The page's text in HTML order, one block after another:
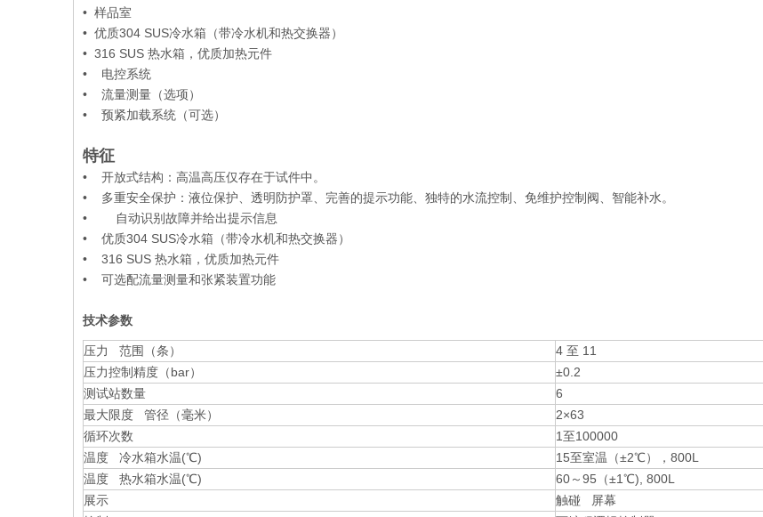
• 样品室
• 优质304 SUS冷水箱（带冷水机和热交换器）
• 316 SUS 热水箱，优质加热元件
• 电控系统
• 流量测量（选项）
• 预紧加载系统（可选）
特征
• 开放式结构：高温高压仅存在于试件中。
• 多重安全保护：液位保护、透明防护罩、完善的提示功能、独特的水流控制、免维护控制阀、智能补水。
• 自动识别故障并给出提示信息
• 优质304 SUS冷水箱（带冷水机和热交换器）
• 316 SUS 热水箱，优质加热元件
• 可选配流量测量和张紧装置功能
技术参数
压力 范围（条）
4 至 11
压力控制精度（bar）
±0.2
测试站数量
6
最大限度 管径（毫米）
2×63
循环次数
1至100000
温度 冷水箱水温(℃)
15至室温（±2℃），800L
温度 热水箱水温(℃)
60～95（±1℃), 800L
展示
触碰 屏幕